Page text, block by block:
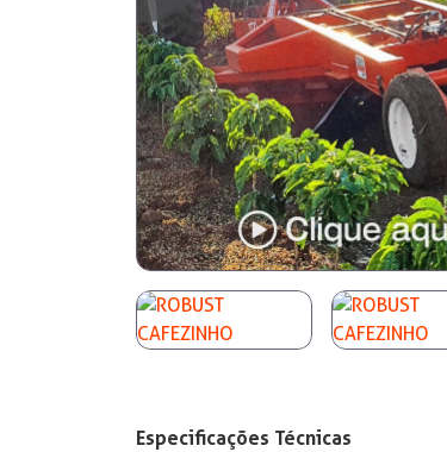
Especificações Técnicas